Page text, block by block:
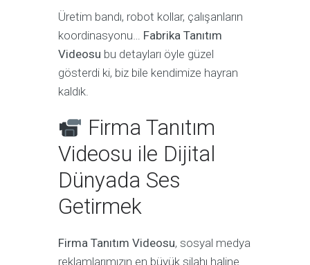
Üretim bandı, robot kollar, çalışanların
koordinasyonu… Fabrika Tanıtım
Videosu bu detayları öyle güzel
gösterdi ki, biz bile kendimize hayran
kaldık.
Firma Tanıtım
Videosu ile Dijital
Dünyada Ses
Getirmek
Firma Tanıtım Videosu, sosyal medya
reklamlarımızın en büyük silahı haline